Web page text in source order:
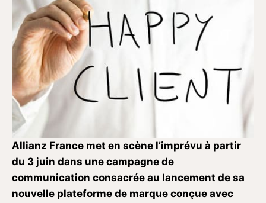
Allianz France met en scène l’imprévu à partir
du 3 juin dans une campagne de
communication consacrée au lancement de sa
nouvelle plateforme de marque conçue avec